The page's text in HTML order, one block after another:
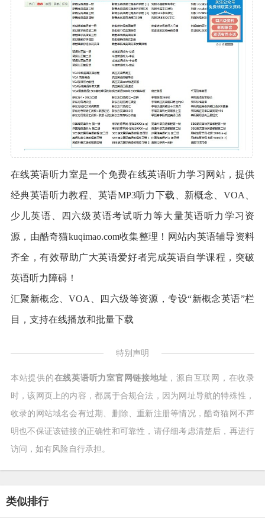
在线英语听力室是一个免费在线英语听力学习网站，提供
经典英语听力教程、英语MP3听力下载、新概念、VOA、
少儿英语、四六级英语考试听力等大量英语听力学习资
源，由酷奇猫kuqimao.com收集整理！网站内英语辅导资料
齐全，有效帮助广大英语爱好者完成英语自学课程，突破
英语听力障碍！
汇聚新概念、VOA、四六级等资源，专设“新概念英语”栏
目，支持在线播放和批量下载
特别声明
本站提供的在线英语听力室官网链接地址 ，源自互联网，在收录
时，该网页上的内容，都属于合规合法，因为网址导航的特殊性，
收录的网站域名会有过期、删除、重新注册等情况，酷奇猫网不声
明也不保证该链接的正确性和可靠性，请仔细考虑清楚后，再进行
访问，如有风险自行承担。
类似排行